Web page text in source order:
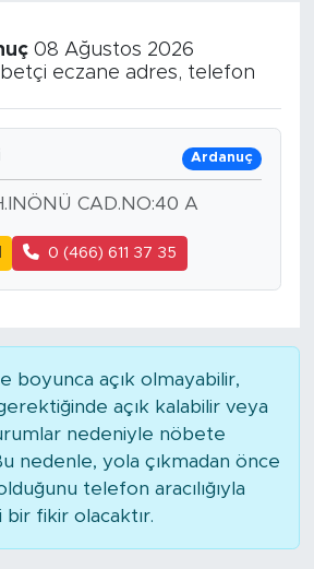
08 Ağustos 2026
eczane adres, telefon
Ardanuç
CAD.NO:40 A
0 (466) 611 37 35
boyunca açık olmayabilir,
açık kalabilir veya
nedeniyle nöbete
nedenle, yola çıkmadan önce
telefon aracılığıyla
fikir olacaktır.